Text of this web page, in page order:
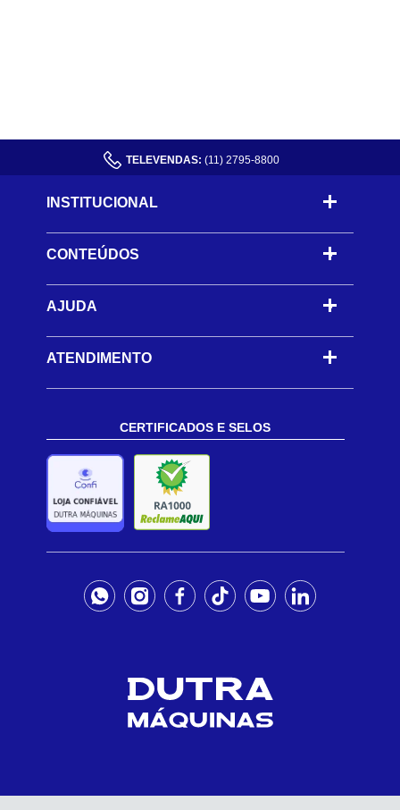
TELEVENDAS: (11) 2795-8800
INSTITUCIONAL
CONTEÚDOS -
AJUDA -
ATENDIMENTO
CERTIFICADOS E SELOS